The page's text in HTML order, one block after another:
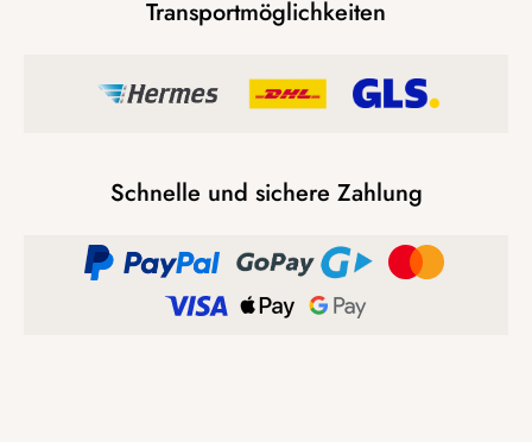
Transportmöglichkeiten
Schnelle und sichere Zahlung